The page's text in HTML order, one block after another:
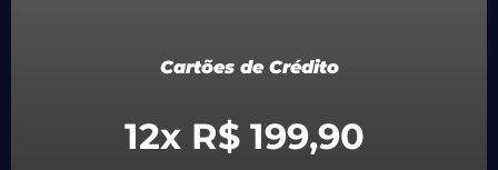
Cartões de Crédito
12x R$ 199,90